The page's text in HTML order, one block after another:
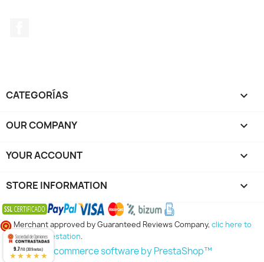
CATEGORÍAS 
OUR COMPANY 
YOUR ACCOUNT 
STORE INFORMATION keyboard_arrow_down
Merchant approved by Guaranteed Reviews Company, clic here to
display attestation.
© 2026 - Ecommerce software by PrestaShop™
9.7/10 (309 notas)
★★★★★